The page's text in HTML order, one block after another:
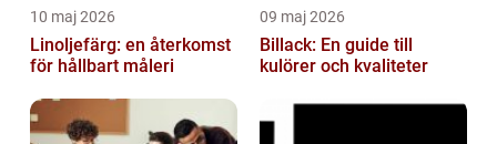
10 maj 2026
Linoljefärg: en återkomst
för hållbart måleri
09 maj 2026
Billack: En guide till
kulörer och kvaliteter